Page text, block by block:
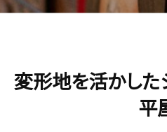
変形地を活かした
平